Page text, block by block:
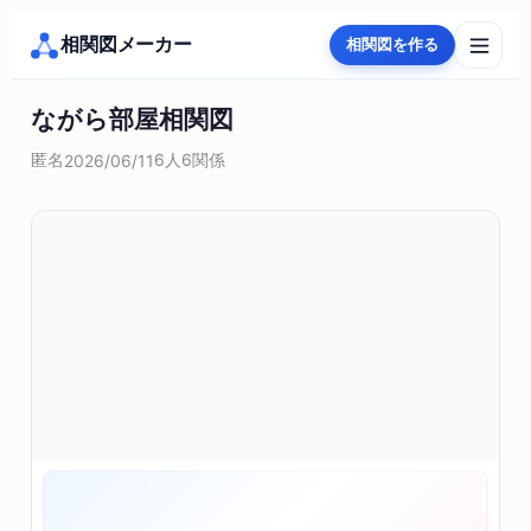
相関図メーカー 相関図を作る
ながら部屋相関図
匿名2026/06/116人 6関係